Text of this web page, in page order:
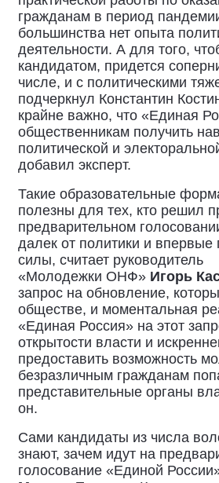
гражданам в период
большинства нет опыта
деятельности. А для того,
кандидатом, придется
числе, и с политическими
подчеркнул Константин
крайне важно, что «Единая
общественникам получить
политической и
добавил эксперт.
Такие образовательные
полезны для тех, кто решил
предварительном
далек от политики и впервые
силы, считает руководитель
«Молодежки ОНФ» Игорь
запрос на обновление,
обществе, и моментальная
«Единая Россия» на этот
открытости власти и
предоставить возможность
безразличным гражданам
представительные органы
он.
Сами кандидаты из числа
знают, зачем идут на
голосование «Единой